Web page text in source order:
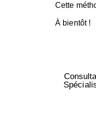
Cette
À bientôt !